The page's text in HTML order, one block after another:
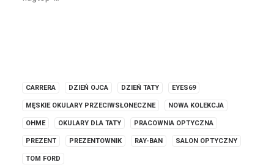
CARRERA DZIEŃ OJCA DZIEŃ TATY EYES69
MĘSKIE OKULARY PRZECIWSŁONECZNE NOWA KOLEKCJA
OHME OKULARY DLA TATY PRACOWNIA OPTYCZNA
PREZENT PREZENTOWNIK RAY-BAN SALON OPTYCZNY
TOM FORD